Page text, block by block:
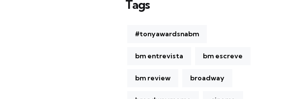
Tags
#tonyawardsnabm
bm entrevista bm escreve
bm review broadway